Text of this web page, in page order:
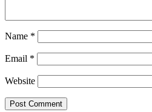
Name *
Email *
Website